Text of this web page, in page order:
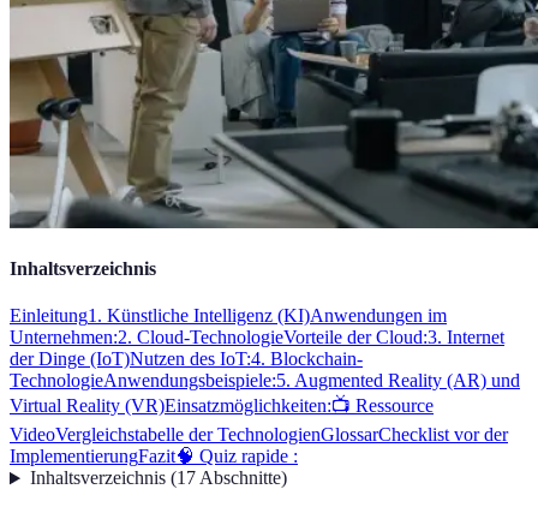
Inhaltsverzeichnis
Einleitung1. Künstliche Intelligenz (KI)Anwendungen im
Unternehmen:2. Cloud-TechnologieVorteile der Cloud:3. Internet
der Dinge (IoT)Nutzen des IoT:4. Blockchain-
TechnologieAnwendungsbeispiele:5. Augmented Reality (AR) und
Virtual Reality (VR)Einsatzmöglichkeiten:📺 Ressource
VideoVergleichstabelle der TechnologienGlossarChecklist vor der
ImplementierungFazit🧠 Quiz rapide :
Inhaltsverzeichnis(17Abschnitte)